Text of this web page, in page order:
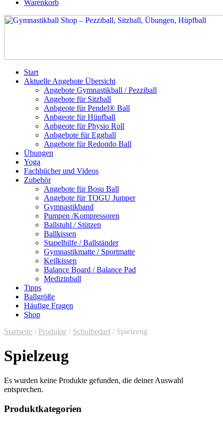
Warenkorb
Start
Aktuelle Angebote Übersicht
Angebote Gymnastikball / Pezziball
Angebote für Sitzball
Anbgeote für Pendel® Ball
Anbgeote für Hüpfball
Anbgeote für Physio Roll
Anbgebote für Eggball
Angebote für Redondo Ball
Übungen
Yoga
Fachbücher und Videos
Zubehör
Angebote für Bosu Ball
Angebote für TOGU Jumper
Gymnastikband
Pumpen /Kompressoren
Ballstuhl / Stützen
Ballkissen
Stapelhilfe / Ballständer
Gymnastikmatte / Sportmatte
Keilkissen
Balance Board / Balance Pad
Medizinball
Tipps
Ballgröße
Häufige Fragen
Shop
Startseite / Produkte / Schulbedarf / Spielzeug
Spielzeug
Es wurden keine Produkte gefunden, die deiner Auswahl
entsprechen.
Produktkategorien